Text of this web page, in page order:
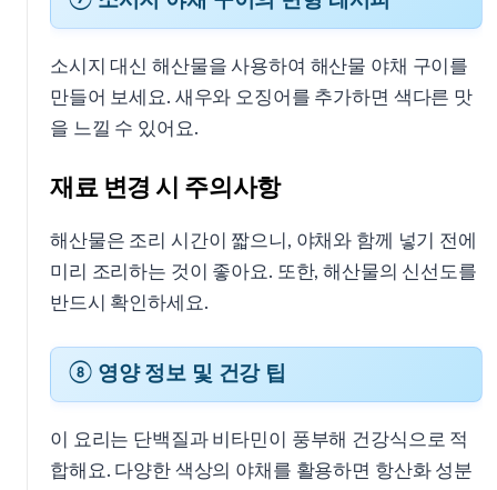
소시지 대신 해산물을 사용하여 해산물 야채 구이를
만들어 보세요. 새우와 오징어를 추가하면 색다른 맛
을 느낄 수 있어요.
재료 변경 시 주의사항
해산물은 조리 시간이 짧으니, 야채와 함께 넣기 전에
미리 조리하는 것이 좋아요. 또한, 해산물의 신선도를
반드시 확인하세요.
⑧ 영양 정보 및 건강 팁
이 요리는 단백질과 비타민이 풍부해 건강식으로 적
합해요. 다양한 색상의 야채를 활용하면 항산화 성분